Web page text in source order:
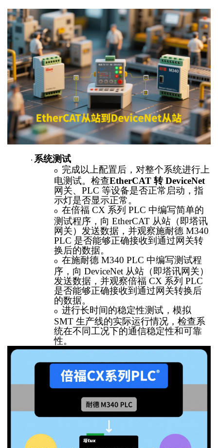
· 系统测试
o 完成以上配置后，对整个系统进行上
电测试。检查EtherCAT 转 DeviceNet
网关、 PLC 等设备是否正常启动，指
示灯是否显示正常。
o 在倍福 CX 系列 PLC 中编写简单的
测试程序，向 EtherCAT 从站（即塔讯
网关）发送数据，并观察施耐德 M340
PLC 是否能够正确接收到通过网关转
换后的数据。
o 在施耐德 M340 PLC 中编写测试程
序，向 DeviceNet 从站（即塔讯网关）
发送数据，并观察倍福 CX 系列 PLC
是否能够正确接收到通过网关转换后
的数据。
o 进行长时间的稳定性测试，模拟
SMT 生产线的实际运行情况，检查系
统在不同工况下的通信稳定性和可靠
性。